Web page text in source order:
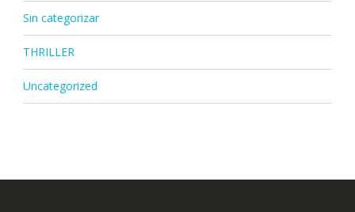
Sin categorizar
THRILLER
Uncategorized